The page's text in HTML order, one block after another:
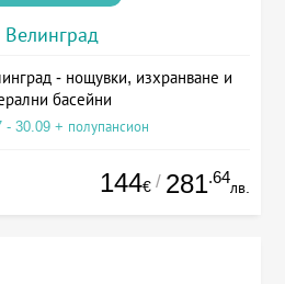
Велинград
- нощувки, изхранване и
басейни
- 30.09 + полупансион
144€ / 281.64
лв.